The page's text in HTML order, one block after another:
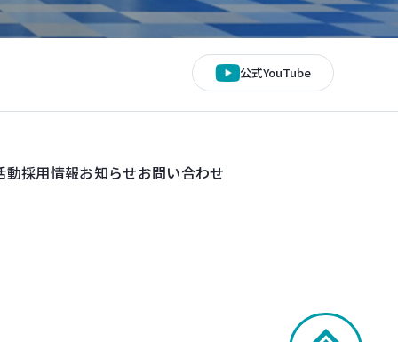
公式YouTube
動採用情報お知らせお問い合わせ